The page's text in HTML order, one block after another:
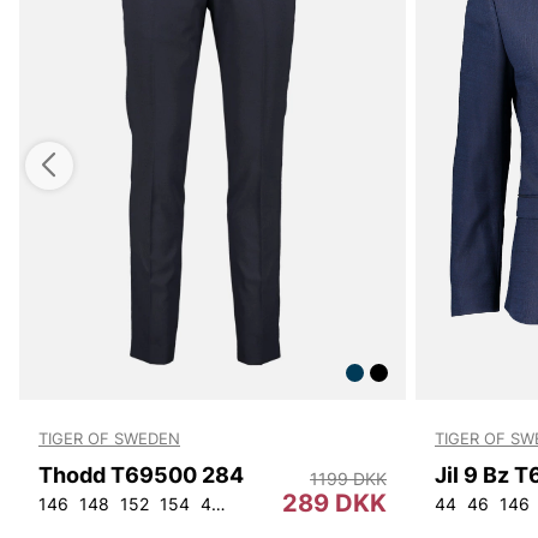
TIGER OF SWEDEN
Thodd T69500 284
146 148 152 154 44 48 50 52 54 92 104
289 DKK
1199 DKK
TIGER OF
Jil 9 Bz
44 46 146